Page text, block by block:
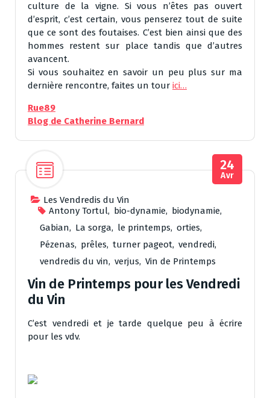
culture de la vigne. Si vous n’êtes pas ouvert
d’esprit, c’est certain, vous penserez tout de suite
que ce sont des foutaises. C’est bien ainsi que des
hommes restent sur place tandis que d’autres
avancent.
Si vous souhaitez en savoir un peu plus sur ma
dernière rencontre, faites un tour ici…
Rue89
Blog de Catherine Bernard
Les Vendredis du Vin
Antony Tortul, bio-dynamie, biodynamie,
Gabian, La sorga, le printemps, orties,
Pézenas, prêles, turner pageot, vendredi,
vendredis du vin, verjus, Vin de Printemps
24
Avr
Vin de Printemps pour les Vendredi
du Vin
C’est vendredi et je tarde quelque peu à écrire
pour les vdv.